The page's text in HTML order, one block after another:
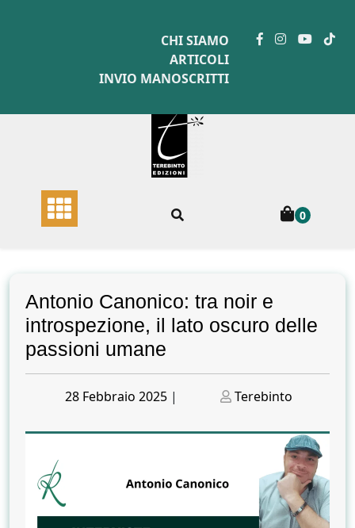
CHI SIAMO
ARTICOLI
INVIO MANOSCRITTI
0
Antonio Canonico: tra noir e
introspezione, il lato oscuro delle
passioni umane
Posted
28 Febbraio 2025 |
Posted
Terebinto